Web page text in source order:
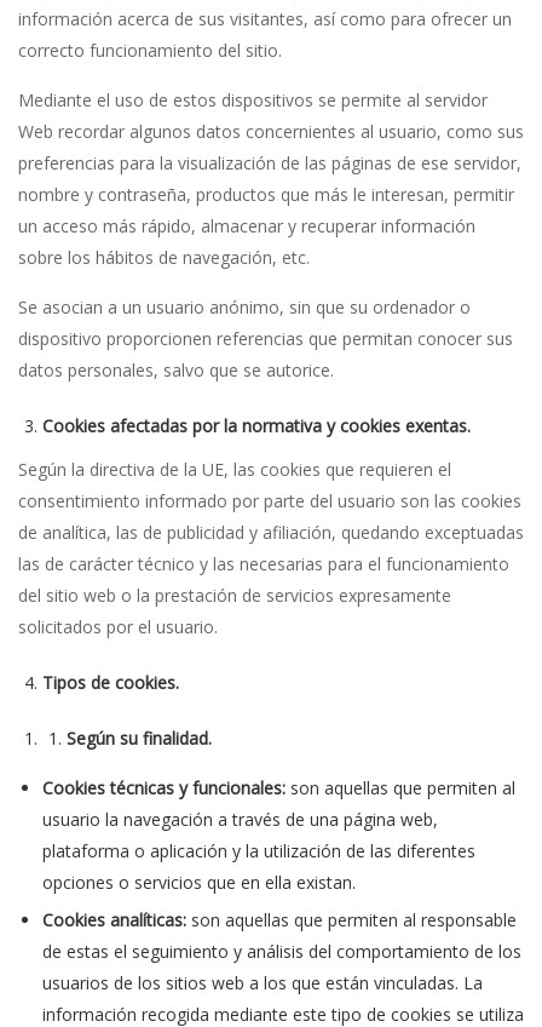
información acerca de sus visitantes, así como para ofrecer un
correcto funcionamiento del sitio.
Mediante el uso de estos dispositivos se permite al servidor
Web recordar algunos datos concernientes al usuario, como sus
preferencias para la visualización de las páginas de ese servidor,
nombre y contraseña, productos que más le interesan, permitir
un acceso más rápido, almacenar y recuperar información
sobre los hábitos de navegación, etc.
Se asocian a un usuario anónimo, sin que su ordenador o
dispositivo proporcionen referencias que permitan conocer sus
datos personales, salvo que se autorice.
Cookies afectadas por la normativa y cookies exentas.
Según la directiva de la UE, las cookies que requieren el
consentimiento informado por parte del usuario son las cookies
de analítica, las de publicidad y afiliación, quedando exceptuadas
las de carácter técnico y las necesarias para el funcionamiento
del sitio web o la prestación de servicios expresamente
solicitados por el usuario.
Tipos de cookies.
Según su finalidad.
Cookies técnicas y funcionales: son aquellas que permiten al
usuario la navegación a través de una página web,
plataforma o aplicación y la utilización de las diferentes
opciones o servicios que en ella existan.
Cookies analíticas: son aquellas que permiten al responsable
de estas el seguimiento y análisis del comportamiento de los
usuarios de los sitios web a los que están vinculadas. La
información recogida mediante este tipo de cookies se utiliza